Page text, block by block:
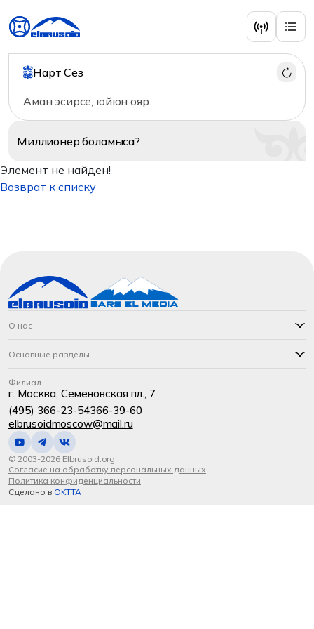
Нарт Сёз
Аман эсирсе, юйюн ояр.
Миллионерболамыса?
Элемент не найден!
Возврат к списку
О нас
Основные разделы
Филиал
г. Москва, Семеновская пл., 7
(495) 366-23-54366-39-60
elbrusoidmoscow@mail.ru
© 2003-2026 Elbrusoid.org
Согласие на обработку персональных данных
Политика конфиденциальности
Сделано в OKTTA